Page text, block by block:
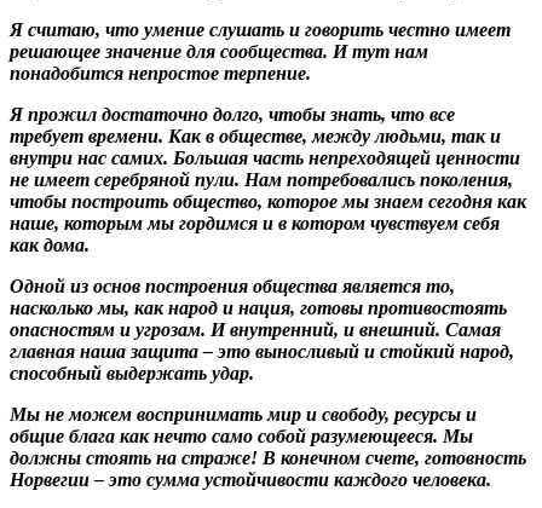
Я считаю, что умение слушать и говорить честно имеет
решающее значение для сообщества. И тут нам
понадобится непростое терпение.
Я прожил достаточно долго, чтобы знать, что все
требует времени. Как в обществе, между людьми, так и
внутри нас самих. Большая часть непреходящей ценности
не имеет серебряной пули. Нам потребовались поколения,
чтобы построить общество, которое мы знаем сегодня как
наше, которым мы гордимся и в котором чувствуем себя
как дома.
Одной из основ построения общества является то,
насколько мы, как народ и нация, готовы противостоять
опасностям и угрозам. И внутренний, и внешний. Самая
главная наша защита – это выносливый и стойкий народ,
способный выдержать удар.
Мы не можем воспринимать мир и свободу, ресурсы и
общие блага как нечто само собой разумеющееся. Мы
должны стоять на страже! В конечном счете, готовность
Норвегии – это сумма устойчивости каждого человека.